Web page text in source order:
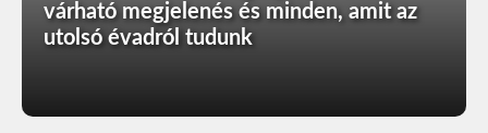
várható megjelenés és minden, amit az
utolsó évadról tudunk